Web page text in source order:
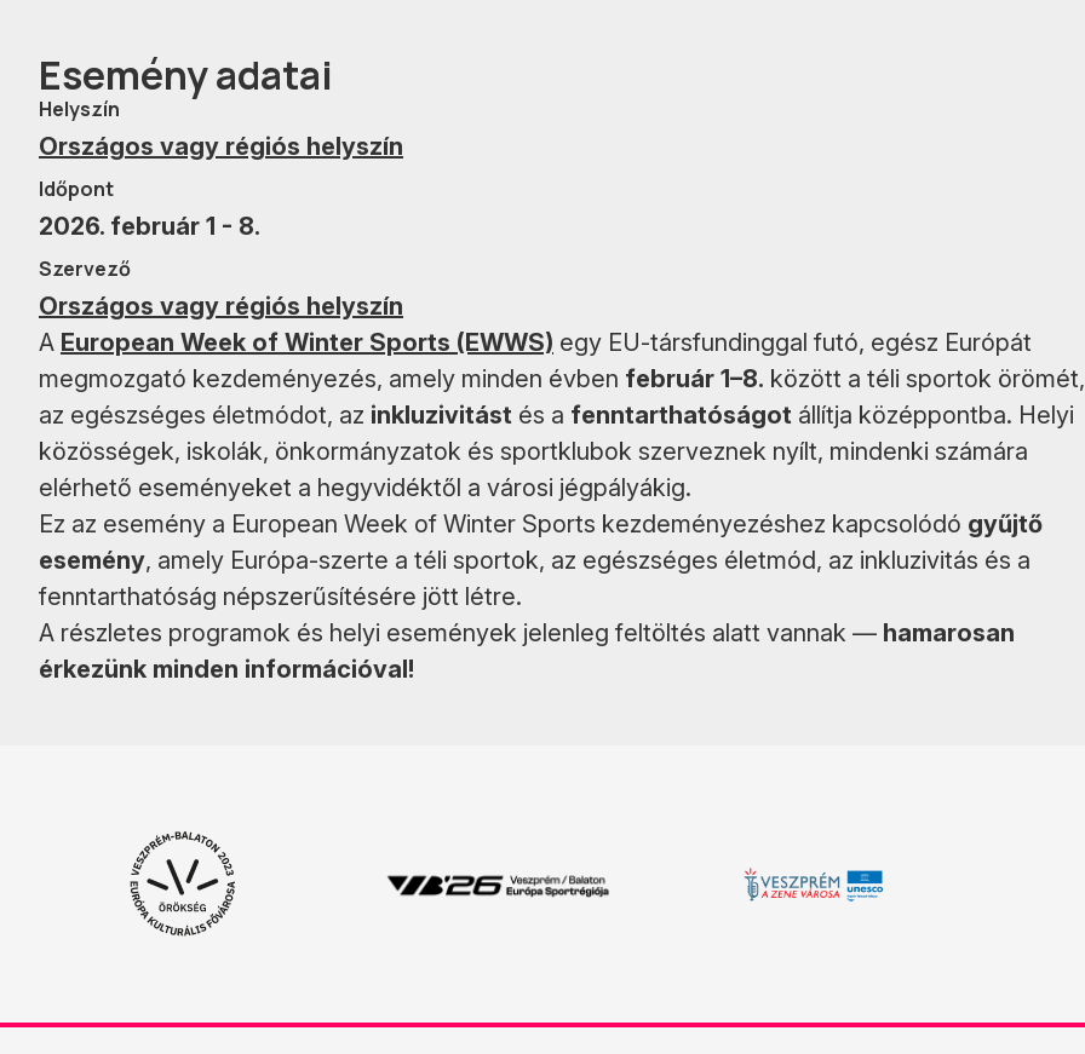
Esemény adatai
Helyszín
Országos vagy régiós helyszín
Időpont
2026. február 1 - 8.
Szervező
Országos vagy régiós helyszín
A European Week of Winter Sports (EWWS) egy EU-társfundinggal futó, egész Európát
megmozgató kezdeményezés, amely minden évben február 1–8. között a téli sportok örömét,
az egészséges életmódot, az inkluzivitást és a fenntarthatóságot állítja középpontba. Helyi
közösségek, iskolák, önkormányzatok és sportklubok szerveznek nyílt, mindenki számára
elérhető eseményeket a hegyvidéktől a városi jégpályákig.
Ez az esemény a European Week of Winter Sports kezdeményezéshez kapcsolódó gyűjtő
esemény, amely Európa-szerte a téli sportok, az egészséges életmód, az inkluzivitás és a
fenntarthatóság népszerűsítésére jött létre.
A részletes programok és helyi események jelenleg feltöltés alatt vannak — hamarosan
érkezünk minden információval!